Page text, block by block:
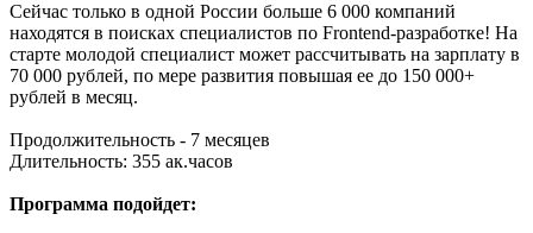
Сейчас только в одной России больше 6 000 компаний
находятся в поисках специалистов по Frontend-разработке! На
старте молодой специалист может рассчитывать на зарплату в
70 000 рублей, по мере развития повышая ее до 150 000+
рублей в месяц.
Продолжительность - 7 месяцев
Длительность: 355 ак.часов
Программа подойдет: